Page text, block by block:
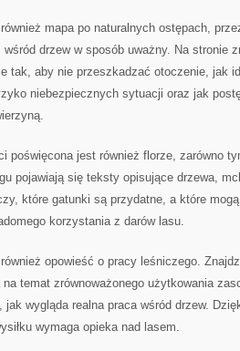
mapa po naturalnych ostępach,
drzew w sposób uważny. Na stronie
tak, aby nie przeszkadzać otoczenie, jak
niebezpiecznych sytuacji oraz jak
poświęcona jest również florze, zarówno
pojawiają się teksty opisujące drzewa,
które gatunki są przydatne, a które
korzystania z darów lasu.
opowieść o pracy leśniczego.
temat zrównoważonego użytkowania
jak wygląda realna praca wśród drzew.
wymaga opieka nad lasem.